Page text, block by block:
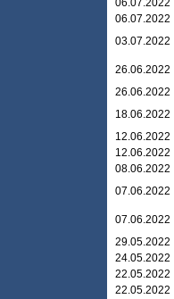
06.07.2022
06.07.2022
03.07.2022
26.06.2022
26.06.2022
18.06.2022
12.06.2022
12.06.2022
08.06.2022
07.06.2022
07.06.2022
29.05.2022
24.05.2022
22.05.2022
22.05.2022